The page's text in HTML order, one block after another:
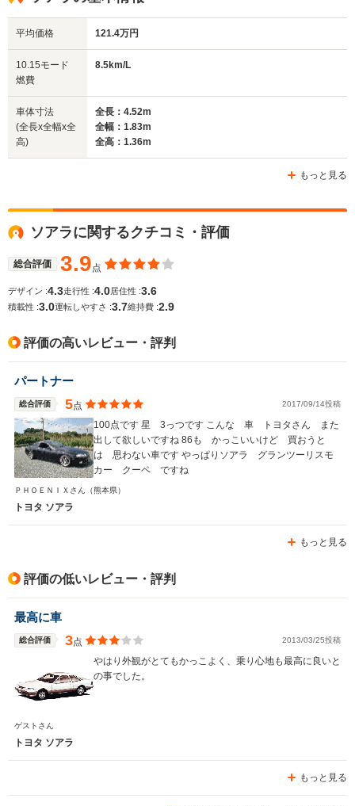
サイズ
(全長x全幅x全高)
WLTCモード
燃費
1.83m
平均価格 121.4万円
10.15モード
燃費
8.5km/L
車体寸法
(全長x全幅x全
高)
全長：4.52m
全幅：1.83m
全高：1.36m
もっと見る
ソアラに関するクチコミ・評価
総合評価 3.9点
デザイン :4.3走行性 :4.0居住性 :3.6
積載性 :3.0運転しやすさ :3.7維持費 :2.9
評価の高いレビュー・評判
パートナー
総合評価 5点 2017/09/14投稿
100点です 星 3っつです こんな 車 トヨタさん また
出して欲しいですね 86も かっこいいけど 買おうと
は 思わない車です やっぱりソアラ グランツーリスモ
カー クーペ ですね
ＰＨＯＥＮＩＸさん （熊本県）
トヨタ ソアラ
もっと見る
評価の低いレビュー・評判
最高に車
総合評価 3点 2013/03/25投稿
やはり外観がとてもかっこよく、乗り心地も最高に良いと
の事でした。
ゲストさん
トヨタ ソアラ
もっと見る